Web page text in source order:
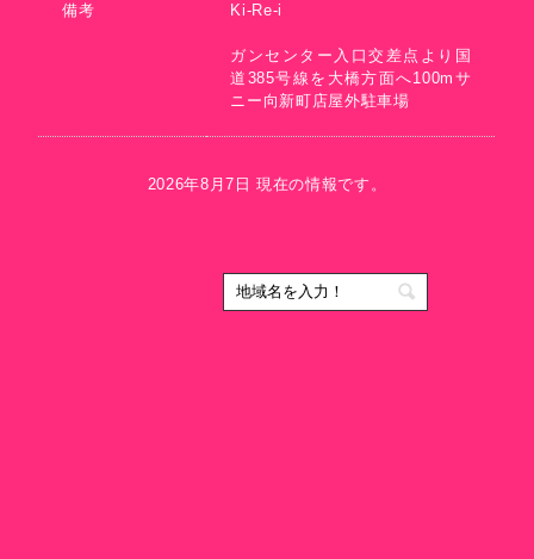
備考 Ki-Re-i
ガンセンター入口交差点より国
道385号線を大橋方面へ100mサ
ニー向新町店屋外駐車場
2026年8月7日 現在の情報です。